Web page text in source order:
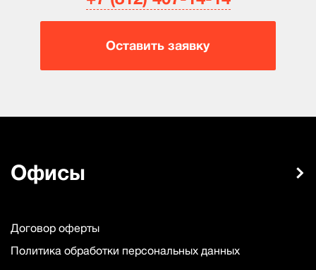
Оставить заявку
Офисы
Договор оферты
Политика обработки персональных данных